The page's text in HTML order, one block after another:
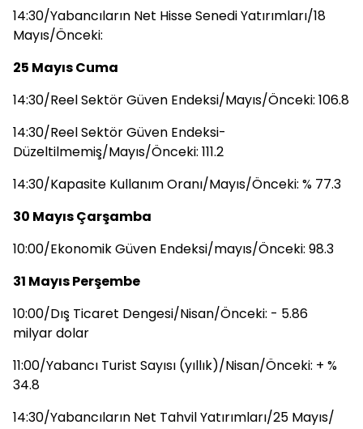
14:30/Yabancıların Net Hisse Senedi Yatırımları/18
Mayıs/Önceki:
25 Mayıs Cuma
14:30/Reel Sektör Güven Endeksi/Mayıs/Önceki: 106.8
14:30/Reel Sektör Güven Endeksi-
Düzeltilmemiş/Mayıs/Önceki: 111.2
14:30/Kapasite Kullanım Oranı/Mayıs/Önceki: % 77.3
30 Mayıs Çarşamba
10:00/Ekonomik Güven Endeksi/mayıs/Önceki: 98.3
31 Mayıs Perşembe
10:00/Dış Ticaret Dengesi/Nisan/Önceki: - 5.86
milyar dolar
11:00/Yabancı Turist Sayısı (yıllık)/Nisan/Önceki: + %
34.8
14:30/Yabancıların Net Tahvil Yatırımları/25 Mayıs/